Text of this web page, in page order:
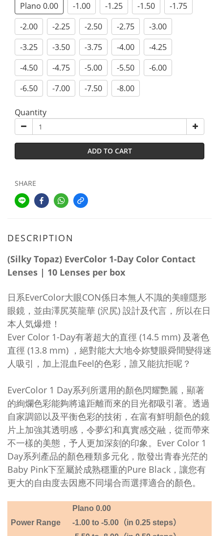
Plano 0.00
-1.00 -1.25 -1.50
-1.75
-2.00
-2.25 -2.50 -2.75
-3.00
-3.25
-3.50 -3.75 -4.00
-4.25
-4.50
-4.75 -5.00 -5.50
-6.00
-6.50
-7.00 -7.50 -8.00
Quantity
ADD TO CART
SHARE
DESCRIPTION
(Silky Topaz) EverColor 1-Day Color Contact
Lenses | 10 Lenses per box
日系EverColor大眼CON係日本無人不識的美瞳隱形
眼鏡，並由澤尻英龍華 (沢尻) 設計及代言，所以在日
本人気爆燈！
Ever Color 1-Day有著超大的直徑 (14.5 mm) 及著色
直徑 (13.8 mm) ，絕對能大大地令妳雙眼舜間變得迷
人吸引，加上混血Feel的色彩，誰又能抗拒呢？
EverColor 1 Day系列所選用的顏色閃耀艷麗，顯著
的絢爛色彩能夠將遠距離而來的目光都吸引著。透過
自家調節以及平衡色彩的技術，在富有鮮明顏色的鏡
片上加強其透明感，令夢幻和真實感交融，從而帶來
不一樣的美態，予人更加深刻的印象。Ever Color 1
Day系列產品的顏色種類多元化，散發出青春光茫的
Baby Pink下至屬於成熟穩重的Pure Black，讓您有
更大的自由度去因應不同場合而選擇適合的顏色。
Power Range
Plano0.00
-1.00 to -5.00 （in 0.25 steps）